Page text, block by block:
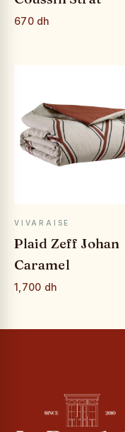
670 dh
APERÇU RAPIDE
VIVARAISE
Plaid Zeff Johan
Caramel
1,700 dh